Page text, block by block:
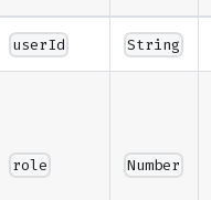
userId String
role Number